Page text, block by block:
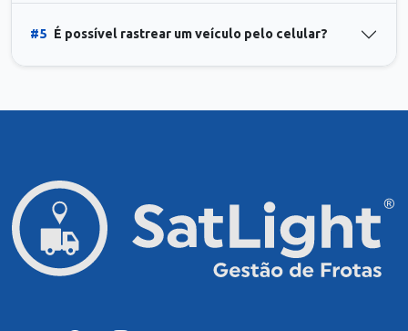
#5 É possível rastrear um veículo pelo celular?